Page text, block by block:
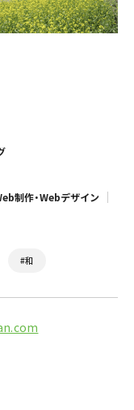
制作・Webデザイン
#和